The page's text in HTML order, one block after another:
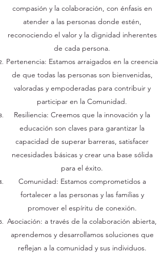
compasión y la colaboración, con énfasis en
atender a las personas donde estén,
reconociendo el valor y la dignidad inherentes
de cada persona.
Pertenencia: Estamos arraigados en la creencia
de que todas las personas son bienvenidas,
valoradas y empoderadas para contribuir y
participar en la Comunidad.
Resiliencia: Creemos que la innovación y la
educación son claves para garantizar la
capacidad de superar barreras, satisfacer
necesidades básicas y crear una base sólida
para el éxito.
Comunidad: Estamos comprometidos a
fortalecer a las personas y las familias y
promover el espíritu de conexión.
Asociación: a través de la colaboración abierta,
aprendemos y desarrollamos soluciones que
reflejan a la comunidad y sus individuos.